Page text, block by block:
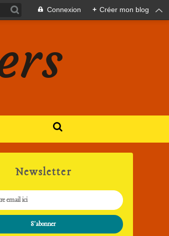
Connexion + Créer mon blog
Newsletter